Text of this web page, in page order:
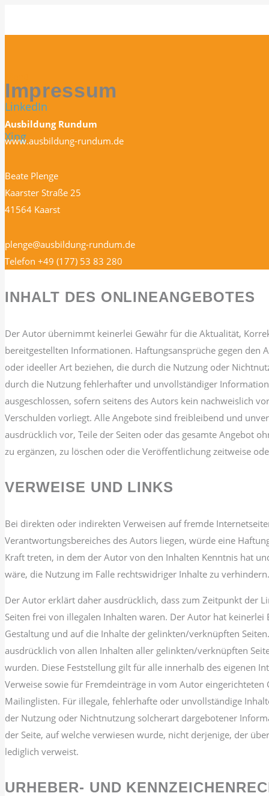
LinkedIn
Xing
Impressum
Ausbildung Rundum
www.ausbildung-rundum.de
Beate Plenge
Kaarster Straße 25
41564 Kaarst
plenge@ausbildung-rundum.de
Telefon +49 (177) 53 83 280
INHALT DES ONLINEANGEBOTES
Der Autor übernimmt keinerlei Gewähr für die Aktualität,
bereitgestellten Informationen. Haftungsansprüche gegen den
oder ideeller Art beziehen, die durch die Nutzung oder
durch die Nutzung fehlerhafter und unvollständiger
ausgeschlossen, sofern seitens des Autors kein nachweislich
Verschulden vorliegt. Alle Angebote sind freibleibend und
ausdrücklich vor, Teile der Seiten oder das gesamte Angebot
zu ergänzen, zu löschen oder die Veröffentlichung zeitweise
VERWEISE UND LINKS
Bei direkten oder indirekten Verweisen auf fremde
Verantwortungsbereiches des Autors liegen, würde eine
Kraft treten, in dem der Autor von den Inhalten Kenntnis hat
wäre, die Nutzung im Falle rechtswidriger Inhalte zu verhindern.
Der Autor erklärt daher ausdrücklich, dass zum Zeitpunkt der
Seiten frei von illegalen Inhalten waren. Der Autor hat
Gestaltung und auf die Inhalte der gelinkten/verknüpften
ausdrücklich von allen Inhalten aller gelinkten/verknüpften
wurden. Diese Feststellung gilt für alle innerhalb des eigenen
Verweise sowie für Fremdeinträge in vom Autor eingerichteten
Mailinglisten. Für illegale, fehlerhafte oder unvollständige
der Nutzung oder Nichtnutzung solcherart dargebotener
der Seite, auf welche verwiesen wurde, nicht derjenige, der
lediglich verweist.
URHEBER- UND